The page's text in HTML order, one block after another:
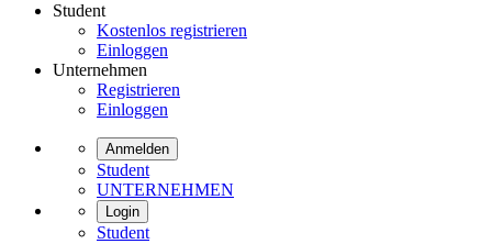
Student
Kostenlos registrieren
Einloggen
Unternehmen
Registrieren
Einloggen
Anmelden
Student
UNTERNEHMEN
Login
Student